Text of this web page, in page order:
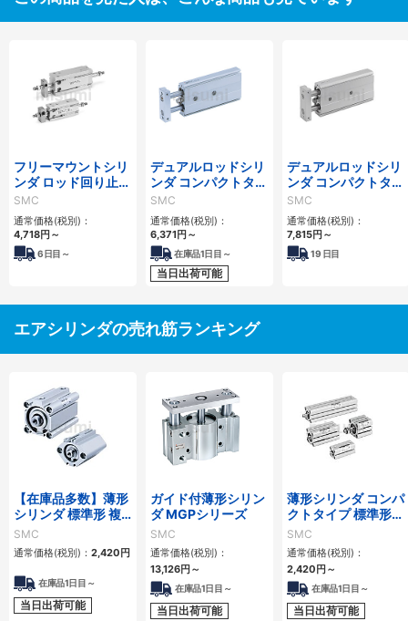
フリーマウントシリ
ンダ ロッド回り止め
形 複動・両ロッド
CUKWシリーズ
SMC
通常価格(税別)：
4,718円 ～
6 日目～
デュアルロッドシリ
ンダ コンパクトタイ
プ CXSJシリーズ
SMC
通常価格(税別)：
6,371円 ～
在庫品1日目～
当日出荷可能
デュアルロッドシリ
ンダ コンパクトタイ
プ 二次電池対応
25A-CXSJシリーズ
SMC
通常価格(税別)：
7,815円 ～
19 日目
エアシリンダの売れ筋ランキング
【在庫品多数】薄形
シリンダ 標準形 複
動・片ロッド CQ2
シリーズ
SMC
通常価格(税別)： 2,420 円
在庫品1日目～
当日出荷可能
ガイド付薄形シリン
ダ MGPシリーズ
SMC
通常価格(税別)：
13,126円 ～
在庫品1日目～
当日出荷可能
薄形シリンダ コンパ
クトタイプ 標準形
複動 片ロッド CQS
シリーズ
SMC
通常価格(税別)：
2,420 円 ～
在庫品1日目～
当日出荷可能